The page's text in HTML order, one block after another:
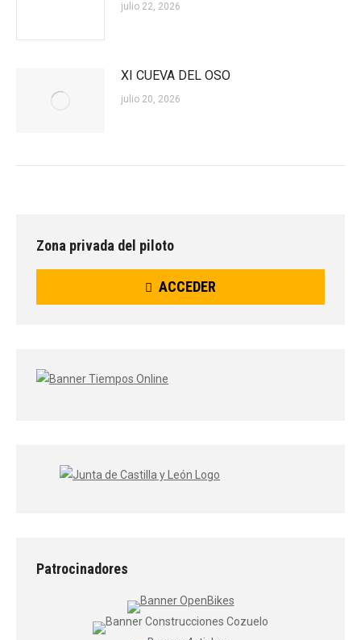
julio 22, 2026
XI CUEVA DEL OSO
julio 20, 2026
Zona privada del piloto
ACCEDER
Patrocinadores